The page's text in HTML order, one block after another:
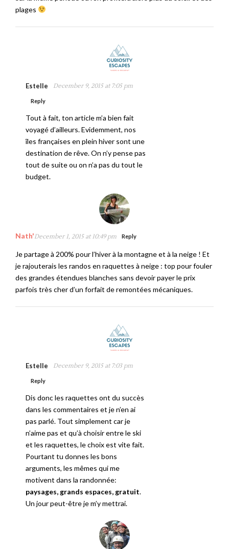
plages
Estelle December 9, 2015 at 7:05 pm
Reply
Tout à fait, ton article m’a bien fait
voyagé d’ailleurs. Evidemment, nos
îles françaises en plein hiver sont une
destination de rêve. On n’y pense pas
tout de suite ou on n’a pas du tout le
budget.
Nath'December 1, 2015 at 10:49 pm Reply
Je partage à 200% pour l’hiver à la montagne et à la neige ! Et
je rajouterais les randos en raquettes à neige : top pour fouler
des grandes étendues blanches sans devoir payer le prix
parfois très cher d’un forfait de remontées mécaniques.
Estelle December 9, 2015 at 7:03 pm
Reply
Dis donc les raquettes ont du succès
dans les commentaires et je n’en ai
pas parlé. Tout simplement car je
n’aime pas et qu’à choisir entre le ski
et les raquettes, le choix est vite fait.
Pourtant tu donnes les bons
arguments, les mêmes qui me
motivent dans la randonnée:
paysages, grands espaces, gratuit.
Un jour peut-être je m’y mettrai.